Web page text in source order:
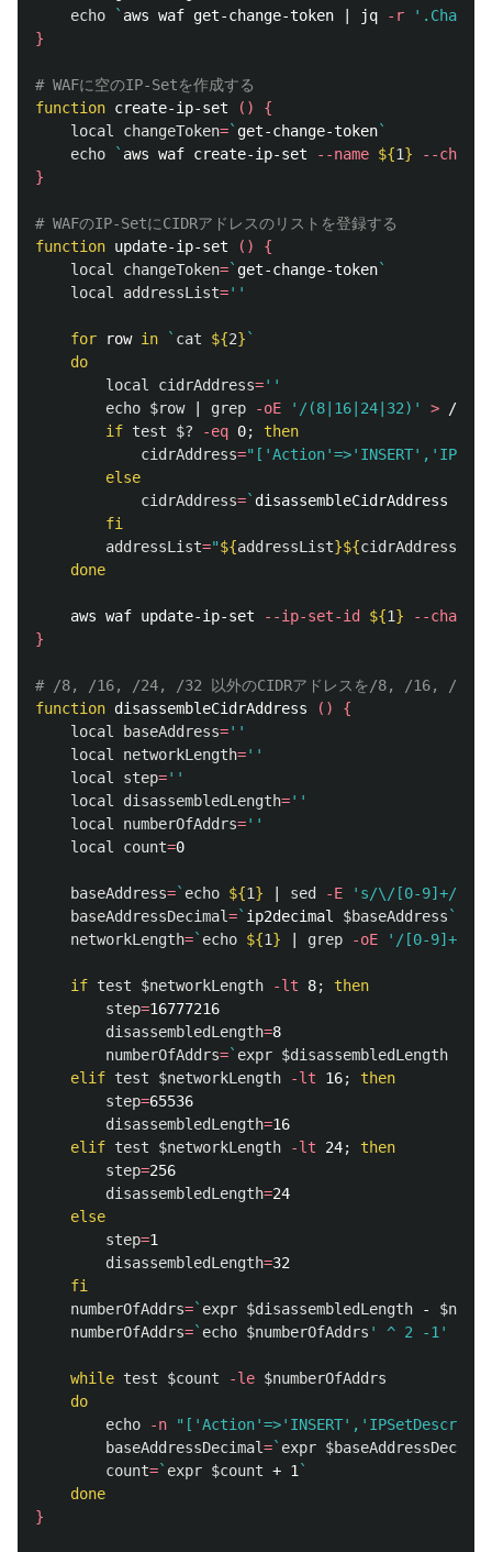
echo
` aws waf get-change-token | jq -r
}
# WAFに空のIP-Setを作成する
function create-ip-set ()
{
local changeToken=` get-change-token`
echo
` aws waf create-ip-set --name ${1}
--
}
# WAFのIP-SetにCIDRアドレスのリストを登録する
function update-ip-set ()
{
local changeToken=` get-change-token`
local addressList=''
for row in ` cat ${2} `
do
local cidrAddress=''
echo $row | grep -oE '/(8|16|24|32)' > /
if test $? -eq 0;
then
cidrAddress=
else
cidrAddress=` disassembleCidrAddress
fi
addressList="${addressList}${cidrAddress
done
aws waf update-ip-set --ip-set-id ${1}
--
}
# /8, /16, /24, /32 以外のCIDRアドレスを/8, /16, /24, /
function disassembleCidrAddress ()
{
local
baseAddress=''
local networkLength=''
local step=''
local disassembledLength=''
local numberOfAddrs=''
local count=0
baseAddress=` echo ${1} sed -E 's/\/[0-9]+//'
baseAddressDecimal=` ip2decimal $baseAddress `
networkLength=` echo ${1} grep -oE '/[0-9]+'
if test $networkLength -lt 8;
then
step=16777216
disassembledLength=8
numberOfAddrs=` expr $disassembledLength
elif test $networkLength -lt 16;
then
step=65536
disassembledLength=16
elif test $networkLength -lt 24;
then
step=256
disassembledLength=24
else
step=1
disassembledLength=32
fi
numberOfAddrs=` expr $disassembledLength -
numberOfAddrs=` echo $numberOfAddrs ' ^ 2 -1'
while test $count -le $numberOfAddrs
do
echo
-n
baseAddressDecimal=` expr $baseAddressDecimal
count=` expr $count + 1 `
done
}